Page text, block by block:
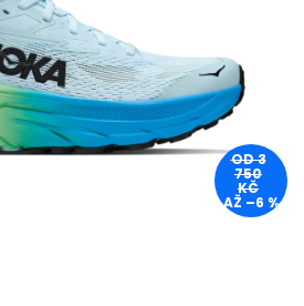
OD 3
750
KČ
AŽ –6 %